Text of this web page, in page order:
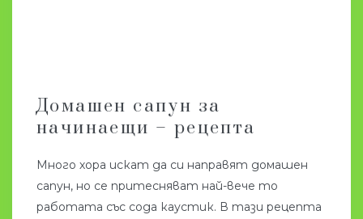
Домашен сапун за
начинаещи – рецепта
Много хора искат да си направят домашен
сапун, но се притесняват най-вече то
работата със сода каустик. В тази рецепта